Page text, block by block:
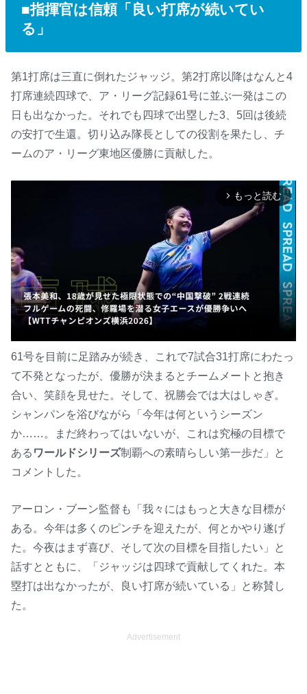
■指揮官は信頼「良い打席が続いてい
る」
第1打席は三直に倒れたジャッジ。第2打席以降はなんと4
打席連続四球で、ア・リーグ記録61号に並ぶ一発はこの
日も出なかった。それでも四球で出塁した3、5回は後続
の安打で生還。切り込み隊長としての役割を果たし、チ
ームのア・リーグ東地区優勝に貢献した。
arrow_forward_ios もっと読む
M
e
61号を目前に足踏みが続き、これで7試合31打席にわたっ
て不発となったが、優勝が決まるとチームメートと抱き
合い、笑顔を見せた。そして、祝勝会では大はしゃぎ。
シャンパンを浴びながら「今年は何というシーズン
か……。まだ終わってはいないが、これは究極の目標で
ある ワールドシリーズ制覇への素晴らしい第一歩だ」と
コメントした。
アーロン・ブーン監督も「我々にはもっと大きな目標が
ある。今年は多くのピンチを迎えたが、何とかやり遂げ
た。今夜はまず喜び、そして次の目標を目指したい」と
話すとともに、「ジャッジは四球で貢献してくれた。本
塁打は出なかったが、良い打席が続いている」と称賛し
た。
Advertisement